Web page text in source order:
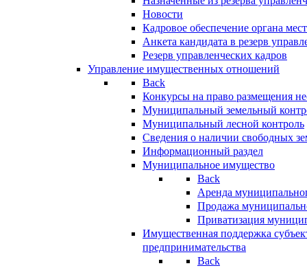
Новости
Кадровое обеспечение органа
Анкета кандидата в резерв
Резерв управленческих кадров
Управление имущественных отношений
Back
Конкурсы на право размещения
Муниципальный земельный
Муниципальный лесной контроль
Сведения о наличии свободных
Информационный раздел
Муниципальное имущество
Back
Аренда
Продажа
Приватизация
Имущественная поддержка
предпринимательства
Back